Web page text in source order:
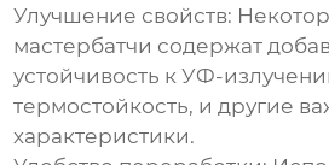
Улучшение свойств:
мастербатчи содержат
устойчивость к УФ-
термостойкость, и другие
характеристики.